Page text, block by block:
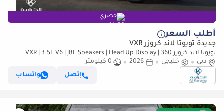
حصري
أطلب السعر
جديدة تويوتا لاند كروزر VXR
تويوتا لاند كروزر VXR | 3.5L V6 | JBL Speakers | Head Up Display | 360
Camera | Radar | Seat memory
دبي خليجي 2026
0 كيلومتر
إتصل
واتساب